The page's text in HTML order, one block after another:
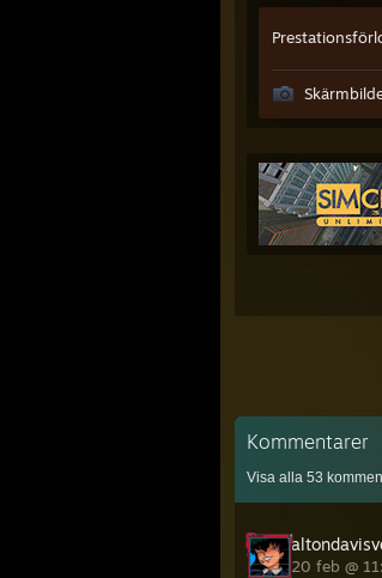
Kommentarer
Visa alla 53
20 feb @